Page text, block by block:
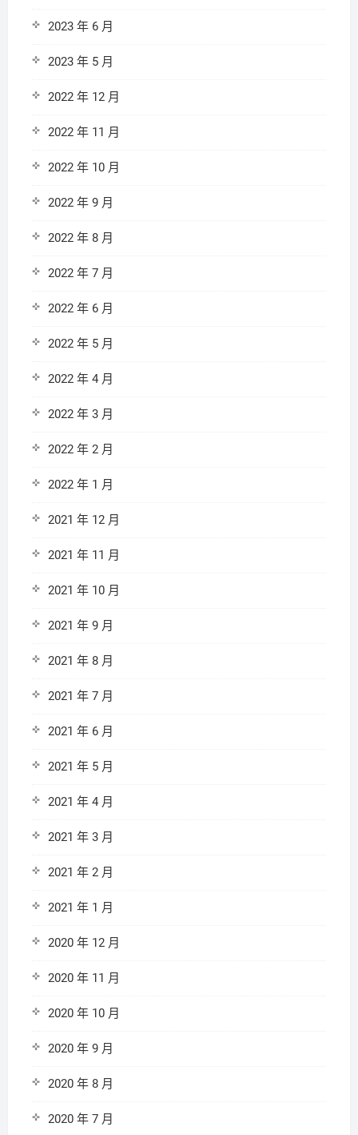
2023 年 6 月
2023 年 5 月
2022 年 12 月
2022 年 11 月
2022 年 10 月
2022 年 9 月
2022 年 8 月
2022 年 7 月
2022 年 6 月
2022 年 5 月
2022 年 4 月
2022 年 3 月
2022 年 2 月
2022 年 1 月
2021 年 12 月
2021 年 11 月
2021 年 10 月
2021 年 9 月
2021 年 8 月
2021 年 7 月
2021 年 6 月
2021 年 5 月
2021 年 4 月
2021 年 3 月
2021 年 2 月
2021 年 1 月
2020 年 12 月
2020 年 11 月
2020 年 10 月
2020 年 9 月
2020 年 8 月
2020 年 7 月